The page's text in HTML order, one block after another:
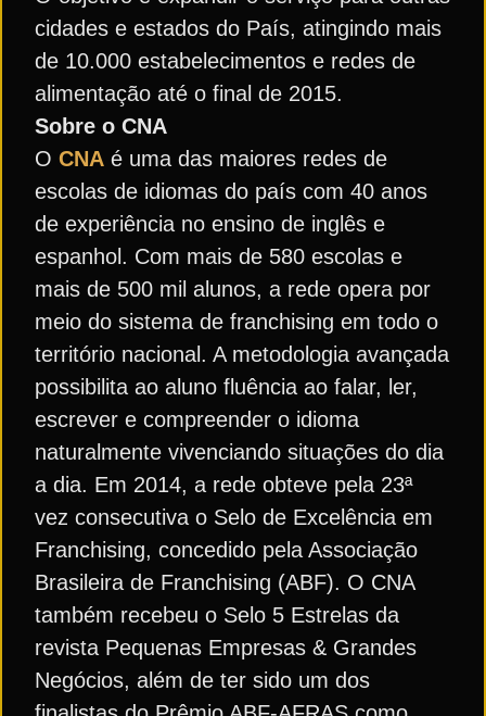
cidades e estados do País, atingindo mais
de 10.000 estabelecimentos e redes de
alimentação até o final de 2015.
Sobre o CNA
O CNA é uma das maiores redes de
escolas de idiomas do país com 40 anos
de experiência no ensino de inglês e
espanhol. Com mais de 580 escolas e
mais de 500 mil alunos, a rede opera por
meio do sistema de franchising em todo o
território nacional. A metodologia avançada
possibilita ao aluno fluência ao falar, ler,
escrever e compreender o idioma
naturalmente vivenciando situações do dia
a dia. Em 2014, a rede obteve pela 23ª
vez consecutiva o Selo de Excelência em
Franchising, concedido pela Associação
Brasileira de Franchising (ABF). O CNA
também recebeu o Selo 5 Estrelas da
revista Pequenas Empresas & Grandes
Negócios, além de ter sido um dos